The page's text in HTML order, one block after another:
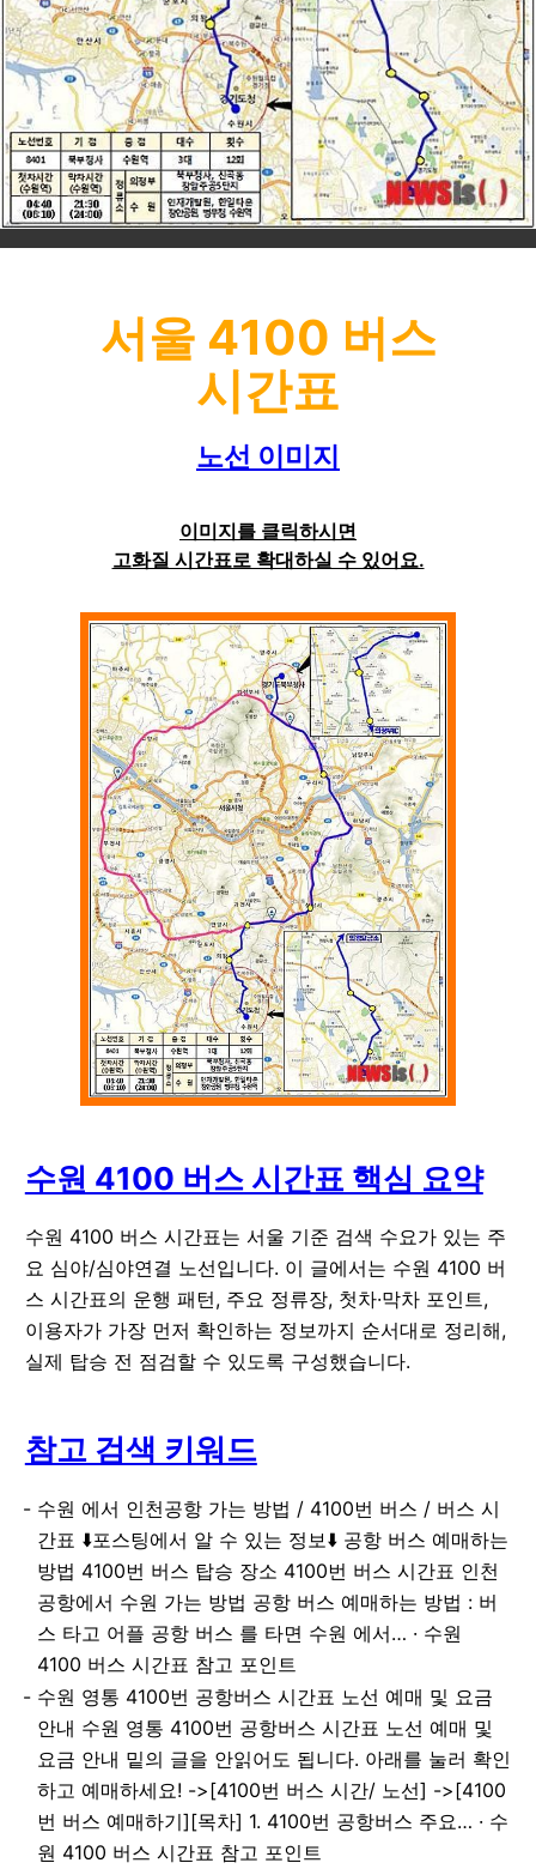
서울 4100 버스
시간표
노선 이미지
이미지를 클릭하시면
고화질 시간표로 확대하실 수 있어요.
수원 4100 버스 시간표 핵심 요약
수원 4100 버스 시간표는 서울 기준 검색 수요가 있는 주
요 심야/심야연결 노선입니다. 이 글에서는 수원 4100 버
스 시간표의 운행 패턴, 주요 정류장, 첫차·막차 포인트,
이용자가 가장 먼저 확인하는 정보까지 순서대로 정리해,
실제 탑승 전 점검할 수 있도록 구성했습니다.
참고 검색 키워드
수원 에서 인천공항 가는 방법 / 4100번 버스 / 버스 시
간표 ⬇️포스팅에서 알 수 있는 정보⬇️ 공항 버스 예매하는
방법 4100번 버스 탑승 장소 4100번 버스 시간표 인천
공항에서 수원 가는 방법 공항 버스 예매하는 방법 : 버
스 타고 어플 공항 버스 를 타면 수원 에서… · 수원
4100 버스 시간표 참고 포인트
수원 영통 4100번 공항버스 시간표 노선 예매 및 요금
안내 수원 영통 4100번 공항버스 시간표 노선 예매 및
요금 안내 밑의 글을 안읽어도 됩니다. 아래를 눌러 확인
하고 예매하세요! ->[4100번 버스 시간/ 노선] ->[4100
번 버스 예매하기][목차] 1. 4100번 공항버스 주요… · 수
원 4100 버스 시간표 참고 포인트